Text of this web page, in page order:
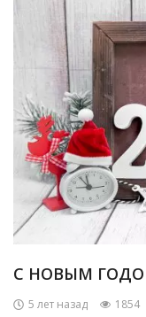
С НОВЫМ
5 лет назад
1854